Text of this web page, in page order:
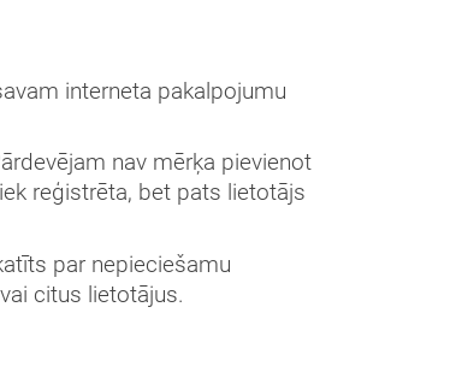
interneta pakalpojumu
nav mērķa pievienot
reģistrēta, bet pats lietotājs
par nepieciešamu
citus lietotājus.